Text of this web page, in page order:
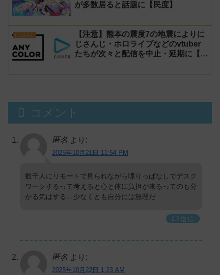
が多数居ると話題に【民度】
にじさんじ
【注意】熊本の震度7の地震によりに
じさんじ・ホロライブなどのvtuber
たちが次々と配信を中止・延期に【不
コメント
匿名 より:
2025年10月21日 11:54 PM
数千人にリモートで見られながら喋りっぱなしでデスク
ワークするって考えると心と体に負担が来るってのも分
かる気はする…少なくとも自分には無理だ
返信
匿名 より:
2025年10月22日 1:23 AM